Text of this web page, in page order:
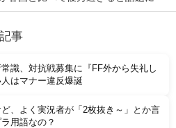
、誰も食べなくなる…
事
識、対抗戦募集に『FF外から失礼し
はマナー違反爆誕
、よく実況者が「2枚抜き～」とか言
用語なの？